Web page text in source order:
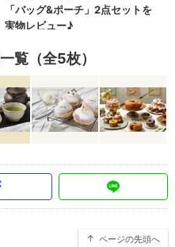
覧（全5枚）
ページの先頭へ